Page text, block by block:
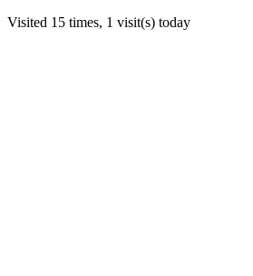
Visited 15 times, 1 visit(s) today